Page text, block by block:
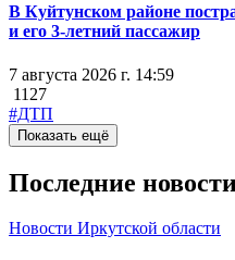
В Куйтунском районе
и его 3-летний пассажир
7 августа 2026 г. 14:59
1127
#ДТП
Показать ещё
Последние
Новости Иркутской области